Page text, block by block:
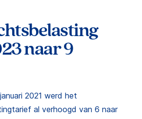
naar 9
2021 werd het
al verhoogd van 6 naar